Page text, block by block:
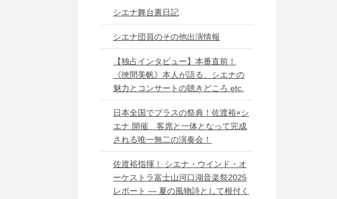
シエナ舞台裏日記
シエナ団員のその他出演情報
【独占インタビュー】本番直前！
《挾間美帆》本人が語る、シエナの
魅力とコンサートの聴きどころ etc.
日本全国でブラスの祭典！佐渡裕×シ
エナ 開催 客席と一体となって完成
される唯一無二の演奏会！
佐渡裕指揮！ シエナ・ウインド・オ
ーケストラ富士山河口湖音楽祭2025
レポート ― 夏の風物詩として根付く